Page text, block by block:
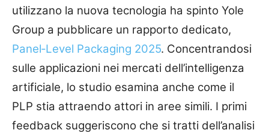
utilizzano la nuova tecnologia ha spinto Yole
Group a pubblicare un rapporto dedicato,
Panel‑Level Packaging 2025. Concentrandosi
sulle applicazioni nei mercati dell’intelligenza
artificiale, lo studio esamina anche come il
PLP stia attraendo attori in aree simili. I primi
feedback suggeriscono che si tratti dell’analisi